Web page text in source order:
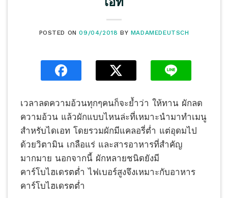
POSTED ON09/04/2018 BY MADAMEDEUTSCH
เวลาลดความอ้วนทุกๆคนก็จะย้ำว่า ให้ทาน ผักลด
ความอ้วน แล้วผักแบบไหนล่ะที่เหมาะนำมาทำเมนู
สำหรับไดเอท โดยรวมผักมีแคลอรี่ต่ำ แต่อุดมไป
ด้วยวิตามิน เกลือแร่ และสารอาหารที่สำคัญ
มากมาย นอกจากนี้ ผักหลายชนิดยังมี
คาร์โบไฮเดรตต่ำ ไฟเบอร์สูงจึงเหมาะกับอาหาร
คาร์โบไฮเดรตต่ำ